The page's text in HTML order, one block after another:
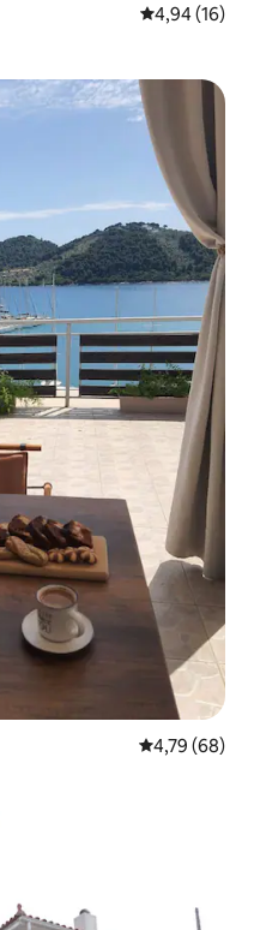
Gemiddelde
4,94 (16)
Gemiddelde
4,79 (68)